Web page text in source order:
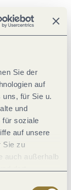
Sie der
auf
uns, für Sie u.
und
für soziale
auf unsere
Sie zu
auch außerhalb